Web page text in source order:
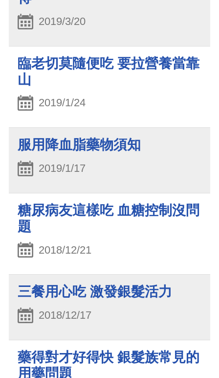
2019/3/20
臨老切莫隨便吃 要拉營養當靠
山
2019/1/24
服用降血脂藥物須知
2019/1/17
糖尿病友這樣吃 血糖控制沒問
題
2018/12/21
三餐用心吃 激發銀髮活力
2018/12/17
藥得對才好得快 銀髮族常見的
用藥問題